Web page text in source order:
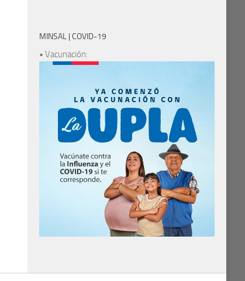
MINSAL | COVID-19
• Vacunación: